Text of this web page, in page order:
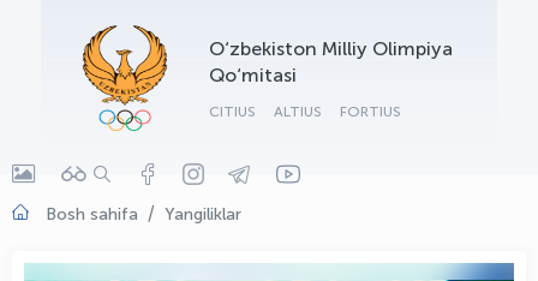
O‘zbekiston Milliy Olimpiya
Qo‘mitasi
CITIUS ALTIUS FORTIUS
Bosh sahifa Yangiliklar
OLYMPCHIK AI - yordamchi
Onlayn · olympic.uz